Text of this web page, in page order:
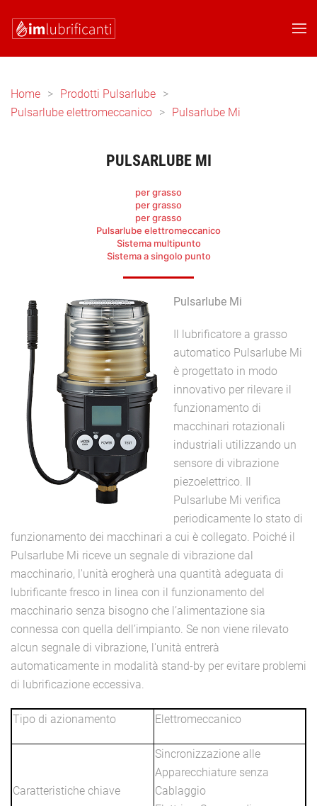
Skip to main content
Home
Prodotti Pulsarlube
Pulsarlube elettromeccanico
Pulsarlube Mi
PULSARLUBE MI
per grasso
per grasso
per grasso
Pulsarlube elettromeccanico
Sistema multipunto
Sistema a singolo punto
Pulsarlube Mi
Il lubrificatore a grasso
automatico Pulsarlube Mi
è progettato in modo
innovativo per rilevare il
funzionamento di
macchinari rotazionali
industriali utilizzando un
sensore di vibrazione
piezoelettrico. Il
Pulsarlube Mi verifica
periodicamente lo stato di
funzionamento dei macchinari a cui è collegato. Poiché il
Pulsarlube Mi riceve un segnale di vibrazione dal
macchinario, l'unità erogherà una quantità adeguata di
lubrificante fresco in linea con il funzionamento del
macchinario senza bisogno che l’alimentazione sia
connessa con quella dell’impianto. Se non viene rilevato
alcun segnale di vibrazione, l'unità entrerà
automaticamente in modalità stand-by per evitare problemi
di lubrificazione eccessiva.
Tipo di azionamento Elettromeccanico
Caratteristiche chiave
Sincronizzazione alle
Apparecchiature senza
Cablaggio